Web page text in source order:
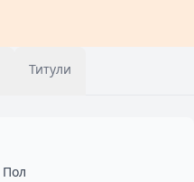
Титули
Пол